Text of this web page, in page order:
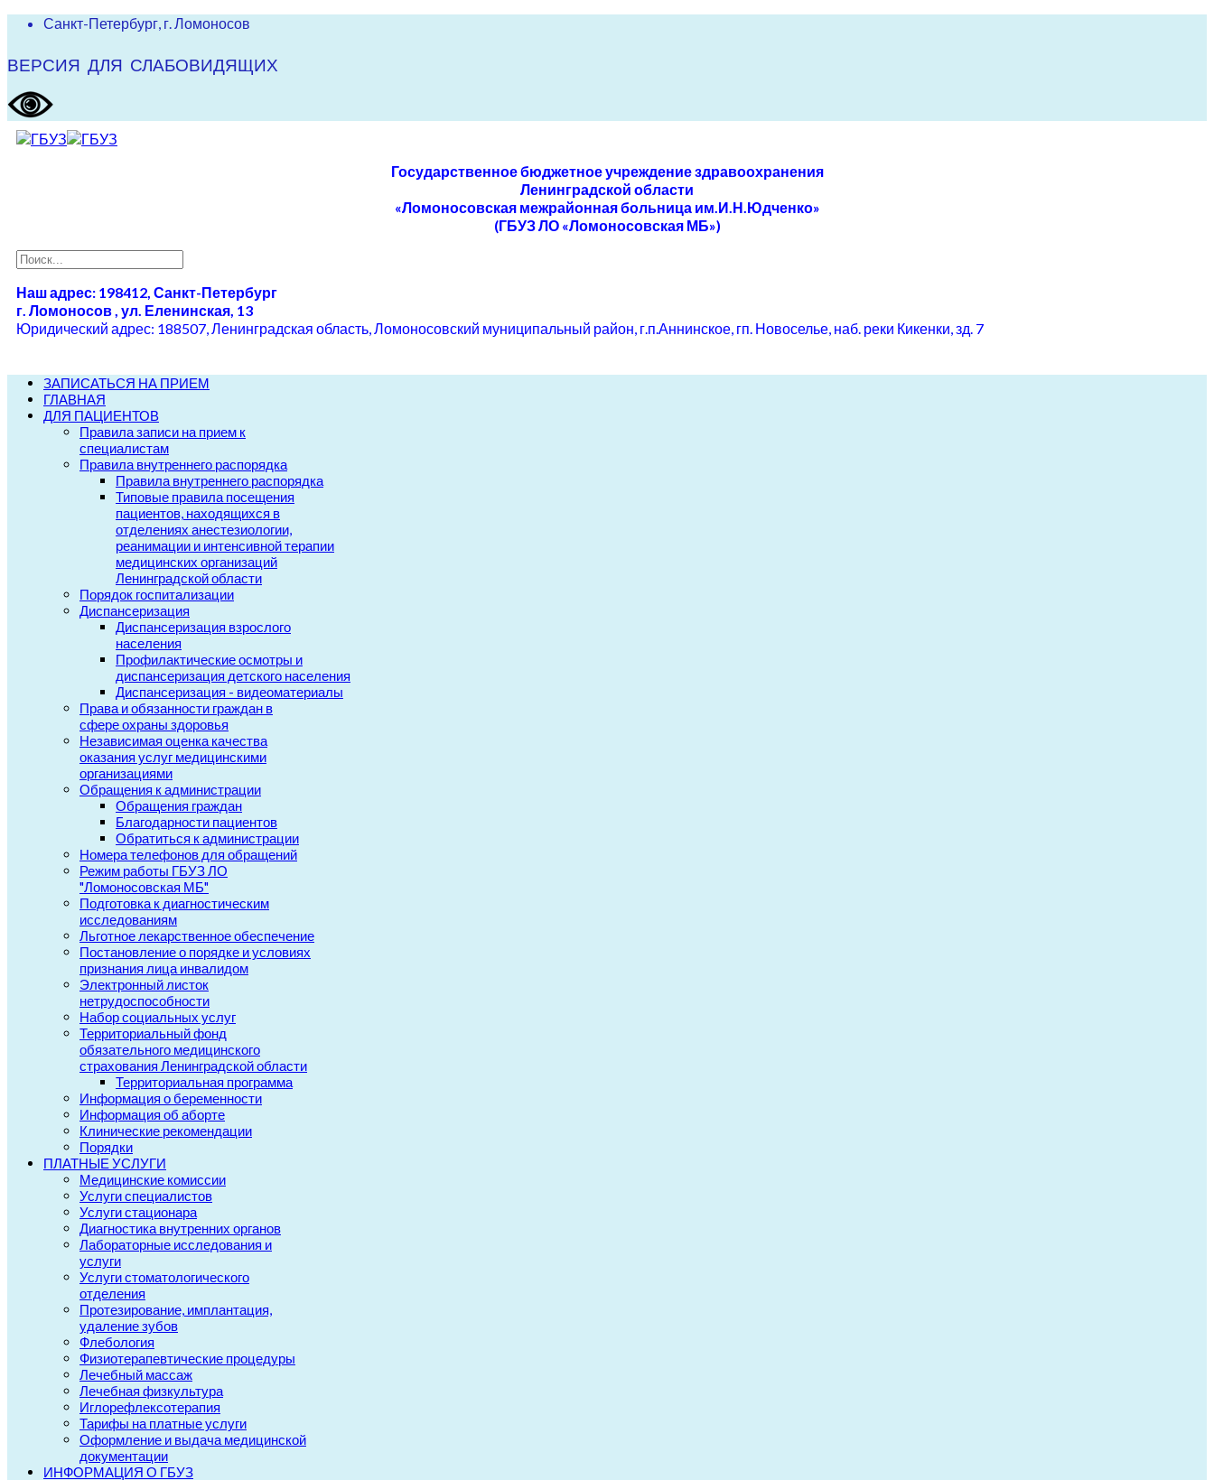
Санкт-Петербург, г. Ломоносов
ВЕРСИЯ ДЛЯ СЛАБОВИДЯЩИХ
Государственное бюджетное учреждение здравоохранения
Ленинградской области
«Ломоносовская межрайонная больница им.И.Н.Юдченко»
(ГБУЗ ЛО «Ломоносовская МБ»)
Наш адрес: 198412, Санкт-Петербург
г. Ломоносов , ул. Еленинская, 13
Юридический адрес: 188507, Ленинградская область, Ломоносовский муниципальный район, г.п.Аннинское, гп. Новоселье, наб. реки Кикенки, зд. 7
ЗАПИСАТЬСЯ НА ПРИЕМ
ГЛАВНАЯ
ДЛЯ ПАЦИЕНТОВ
Правила записи на прием к
специалистам
Правила внутреннего распорядка
Правила внутреннего распорядка
Типовые правила посещения
пациентов, находящихся в
отделениях анестезиологии,
реанимации и интенсивной терапии
медицинских организаций
Ленинградской области
Порядок госпитализации
Диспансеризация
Диспансеризация взрослого
населения
Профилактические осмотры и
диспансеризация детского населения
Диспансеризация - видеоматериалы
Права и обязанности граждан в
сфере охраны здоровья
Независимая оценка качества
оказания услуг медицинскими
организациями
Обращения к администрации
Обращения граждан
Благодарности пациентов
Обратиться к администрации
Номера телефонов для обращений
Режим работы ГБУЗ ЛО
"Ломоносовская МБ"
Подготовка к диагностическим
исследованиям
Льготное лекарственное обеспечение
Постановление о порядке и условиях
признания лица инвалидом
Электронный листок
нетрудоспособности
Набор социальных услуг
Территориальный фонд
обязательного медицинского
страхования Ленинградской области
Территориальная программа
Информация о беременности
Информация об аборте
Клинические рекомендации
Порядки
ПЛАТНЫЕ УСЛУГИ
Медицинские комиссии
Услуги специалистов
Услуги стационара
Диагностика внутренних органов
Лабораторные исследования и
услуги
Услуги стоматологического
отделения
Протезирование, имплантация,
удаление зубов
Флебология
Физиотерапевтические процедуры
Лечебный массаж
Лечебная физкультура
Иглорефлексотерапия
Тарифы на платные услуги
Оформление и выдача медицинской
документации
ИНФОРМАЦИЯ О ГБУЗ